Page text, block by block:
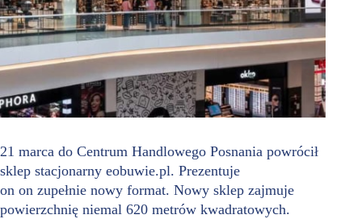
21 marca do Centrum Handlowego Posnania powrócił
sklep stacjonarny eobuwie.pl. Prezentuje
on on zupełnie nowy format. Nowy sklep zajmuje
powierzchnię niemal 620 metrów kwadratowych.